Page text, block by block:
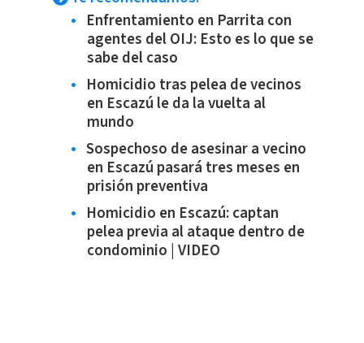
Enfrentamiento en Parrita con
agentes del OIJ: Esto es lo que se
sabe del caso
Homicidio tras pelea de vecinos
en Escazú le da la vuelta al
mundo
Sospechoso de asesinar a vecino
en Escazú pasará tres meses en
prisión preventiva
Homicidio en Escazú: captan
pelea previa al ataque dentro de
condominio | VIDEO